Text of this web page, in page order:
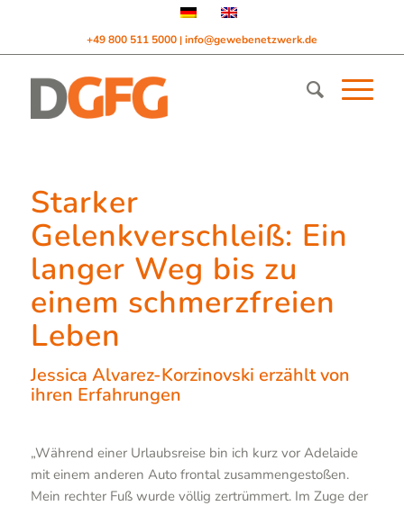
+49 800 511 5000 | info@gewebenetzwerk.de
Starker
Gelenkverschleiß: Ein
langer Weg bis zu
einem schmerzfreien
Leben
Jessica Alvarez-Korzinovski erzählt von
ihren Erfahrungen
„Während einer Urlaubsreise bin ich kurz vor Adelaide
mit einem anderen Auto frontal zusammengestoßen.
Mein rechter Fuß wurde völlig zertrümmert. Im Zuge der